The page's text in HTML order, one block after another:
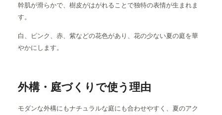
幹肌が滑らかで、樹皮がはがれることで独特の表情が生まれま
す。
白、ピンク、赤、紫などの花色があり、花の少ない夏の庭を華
やかにします。
外構・庭づくりで使う理由
モダンな外構にもナチュラルな庭にも合わせやすく、夏のアク